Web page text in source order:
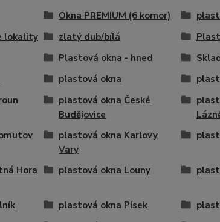
Okna PREMIUM (6 komor)
lokality
zlatý dub/bílá
Plastová okna - hned
plastová okna
plastová okna České
Budějovice
plastová okna Karlovy
Vary
Hora
plastová okna Louny
plastová okna Písek